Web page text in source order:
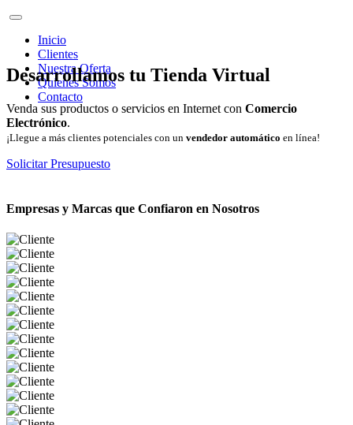
Inicio
Clientes
Nuestra Oferta
Quienes Somos
Contacto
Desarrollamos tu Tienda Virtual
Venda sus productos o servicios en Internet con Comercio
Electrónico.
¡Llegue a más clientes potenciales con un vendedor automático en línea!
Solicitar Presupuesto
Empresas y Marcas que Confiaron en Nosotros